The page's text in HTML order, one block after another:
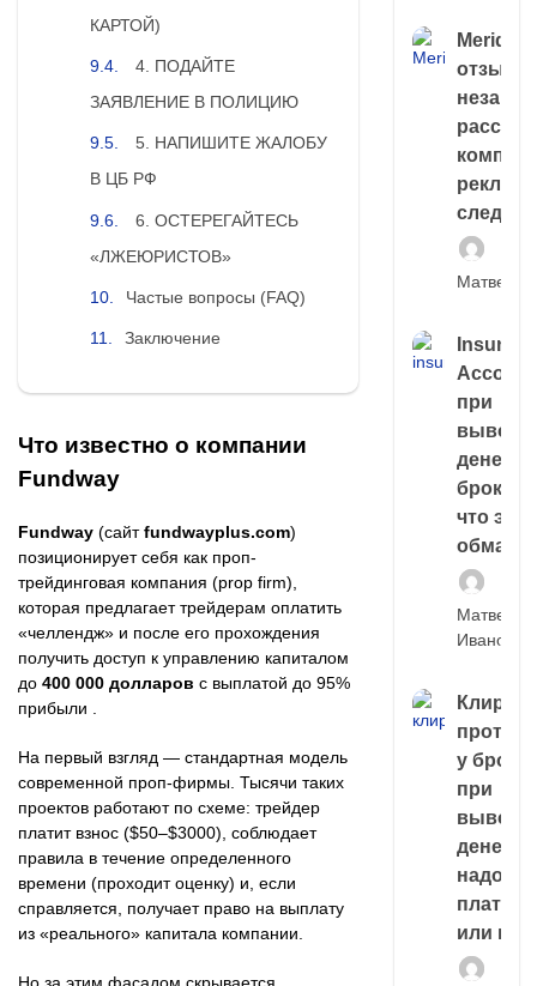
КАРТОЙ)
4. ПОДАЙТЕ
ЗАЯВЛЕНИЕ В ПОЛИЦИЮ
5. НАПИШИТЕ ЖАЛОБУ
В ЦБ РФ
6. ОСТЕРЕГАЙТЕСЬ
«ЛЖЕЮРИСТОВ»
Частые вопросы (FAQ)
Заключение
Что известно о компании
Fundway
Fundway (сайтfundwayplus.com)
позиционирует себя как проп-
трейдинговая компания (prop firm),
которая предлагает трейдерам оплатить
«челлендж» и после его прохождения
получить доступ к управлению капиталом
до 400 000 долларов с выплатой до 95%
прибыли .
На первый взгляд — стандартная модель
современной проп-фирмы. Тысячи таких
проектов работают по схеме: трейдер
платит взнос ($50–$3000), соблюдает
правила в течение определенного
времени (проходит оценку) и, если
справляется, получает право на выплату
из «реального» капитала компании.
следа
Матвей
Account
при
выводе
денег у
что это,
обман?
Матвей
Иванов
Клиринг
у
при
выводе
денег,
надо
платить
или